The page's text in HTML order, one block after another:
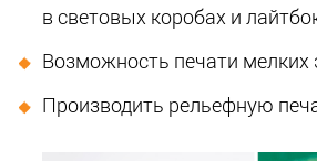
в световых коробах и
Возможность печати
Производить рельефную